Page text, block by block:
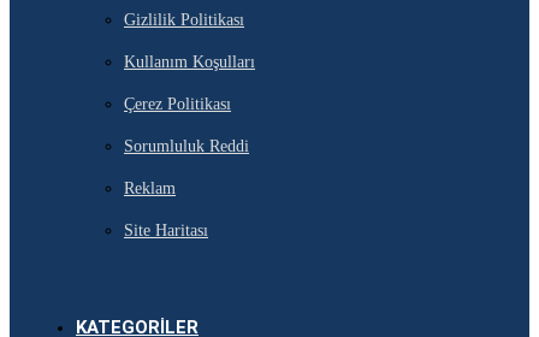
Gizlilik Politikası
Kullanım Koşulları
Çerez Politikası
Sorumluluk Reddi
Reklam
Site Haritası
KATEGORILER